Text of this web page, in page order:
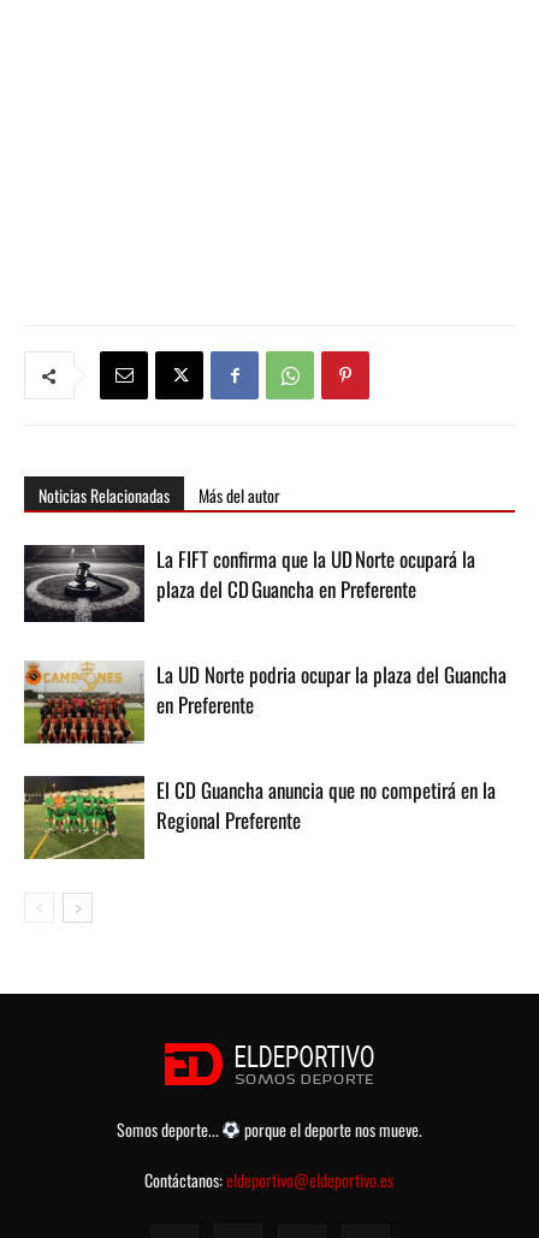
Noticias Relacionadas Más del autor
La FIFT confirma que la UD Norte ocupará la
plaza del CD Guancha en Preferente
La UD Norte podria ocupar la plaza del Guancha
en Preferente
El CD Guancha anuncia que no competirá en la
Regional Preferente
Somos deporte...
porque el deporte nos mueve.
Contáctanos:eldeportivo@eldeportivo.es